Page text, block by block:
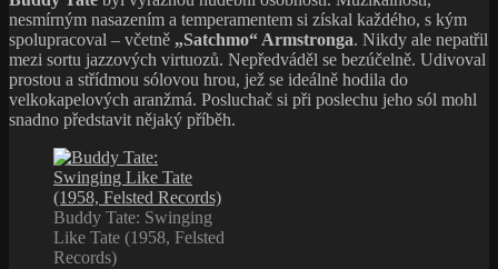
nesmírným nasazením a temperamentem si získal každého, s kým
spolupracoval – včetně „Satchmo“ Armstronga. Nikdy ale nepatřil
mezi sortu jazzových virtuozů. Nepředváděl se bezúčelně. Udivoval
prostou a střídmou sólovou hrou, jež se ideálně hodila do
velkokapelových aranžmá. Posluchač si při poslechu jeho sól mohl
snadno představit nějaký příběh.
Buddy Tate: Swinging
Like Tate (1958, Felsted
Records)